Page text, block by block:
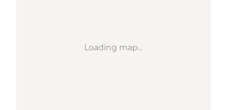
Loading map...